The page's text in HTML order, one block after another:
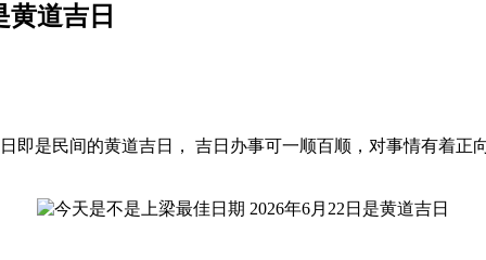
黄道吉日
即是民间的黄道吉日， 吉日办事可一顺百顺，对事情有着正